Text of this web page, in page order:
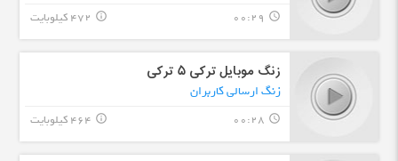
query_builder
00:29 472 کیلوبایت info_outline
زنگ موبایل ترکی ۵ ترکی
زنگ ارسالی کاربران
query_builder
00:28 464 کیلوبایت info_outline